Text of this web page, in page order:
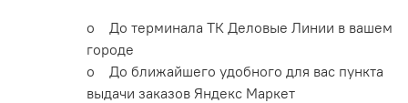
o До терминала ТК Деловые Линии в вашем
городе
o До ближайшего удобного для вас пункта
выдачи заказов Яндекс Маркет